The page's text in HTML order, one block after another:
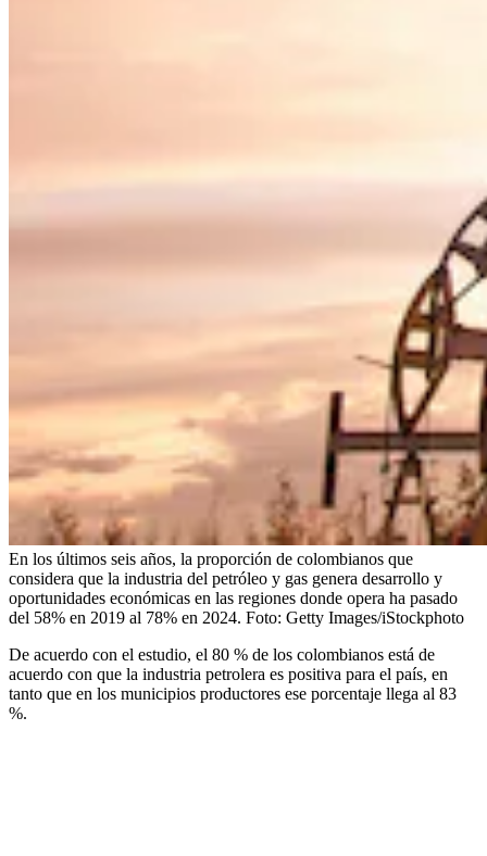
En los últimos seis años, la proporción de colombianos que
considera que la industria del petróleo y gas genera desarrollo y
oportunidades económicas en las regiones donde opera ha pasado
del 58% en 2019 al 78% en 2024. Foto: Getty Images/iStockphoto
De acuerdo con el estudio, el 80 % de los colombianos está de
acuerdo con que la industria petrolera es positiva para el país, en
tanto que en los municipios productores ese porcentaje llega al 83
%.